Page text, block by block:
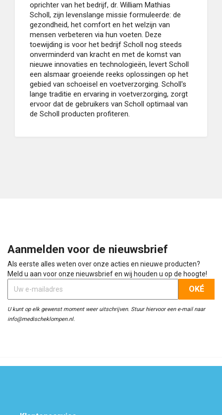
oprichter van het bedrijf, dr. William Mathias
Scholl, zijn levenslange missie formuleerde: de
gezondheid, het comfort en het welzijn van
mensen verbeteren via hun voeten. Deze
toewijding is voor het bedrijf Scholl nog steeds
onverminderd van kracht en met de komst van
nieuwe innovaties en technologieën, levert Scholl
een alsmaar groeiende reeks oplossingen op het
gebied van schoeisel en voetverzorging. Scholl's
lange traditie en ervaring in voetverzorging, zorgt
ervoor dat de gebruikers van Scholl optimaal van
de Scholl producten profiteren.
Aanmelden voor de nieuwsbrief
Als eerste alles weten over onze acties en nieuwe producten?
Meld u aan voor onze nieuwsbrief en wij houden u op de hoogte!
U kunt op elk gewenst moment weer uitschrijven. Stuur hiervoor een e-mail naar
info@medischeklompen.nl.